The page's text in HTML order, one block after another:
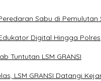
Sabu di Pemulutan
Digital Hingga Polres
Tuntutan LSM GRANSI
LSM GRANSI Datangi